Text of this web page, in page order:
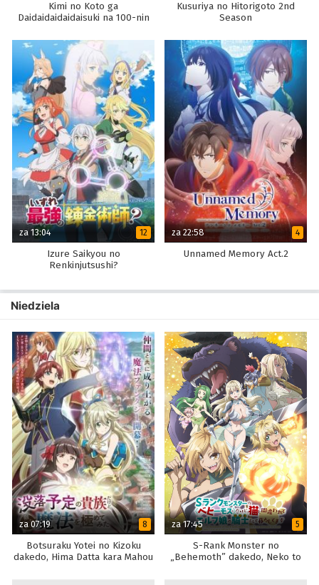
Kimi no Koto ga
Daidaidaidaidaisuki na 100-nin
Kusuriya no Hitorigoto 2nd
Season
za 13:04 12
Izure Saikyou no
Renkinjutsushi?
za 22:58 4
Unnamed Memory Act.2
Niedziela
za 07:19 8
Botsuraku Yotei no Kizoku
dakedo, Hima Datta kara Mahou
za 17:45 5
S-Rank Monster no
„Behemoth” dakedo, Neko to
Pet toshite Kurashitemasu